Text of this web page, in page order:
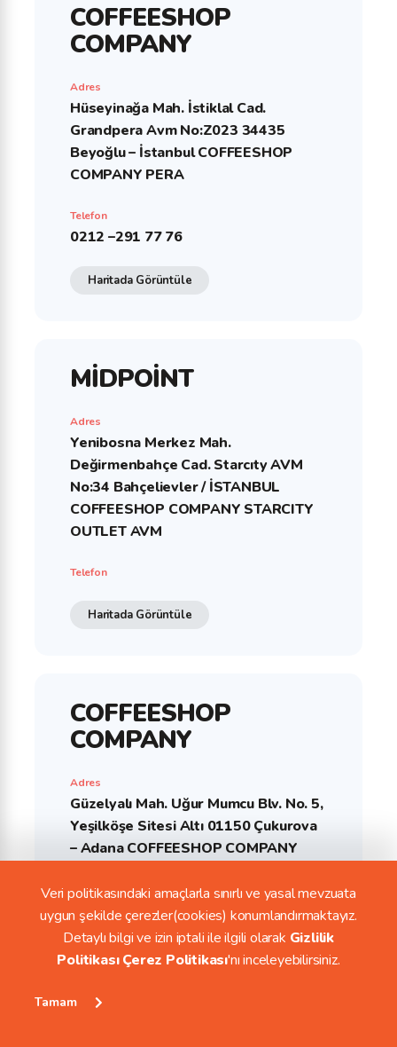
COFFEESHOP
COMPANY
Adres
Hüseyinağa Mah. İstiklal Cad.
Grandpera Avm No:Z023 34435
Beyoğlu – İstanbul COFFEESHOP
COMPANY PERA
Telefon
0212 –291 77 76
Haritada Görüntüle
MİDPOİNT
Adres
Yenibosna Merkez Mah.
Değirmenbahçe Cad. Starcıty AVM
No:34 Bahçelievler / İSTANBUL
COFFEESHOP COMPANY STARCITY
OUTLET AVM
Telefon
Haritada Görüntüle
COFFEESHOP
COMPANY
Adres
Güzelyalı Mah. Uğur Mumcu Blv. No. 5,
Yeşilköşe Sitesi Altı 01150 Çukurova
– Adana COFFEESHOP COMPANY
Telefon
0322 – 235 33 01
Veri politikasındaki amaçlarla sınırlı ve yasal mevzuata
uygun şekilde çerezler(cookies) konumlandırmaktayız.
Detaylı bilgi ve izin iptali ile ilgili olarak Gizlilik
Politikası Çerez Politikası'nı inceleyebilirsiniz.
Tamam